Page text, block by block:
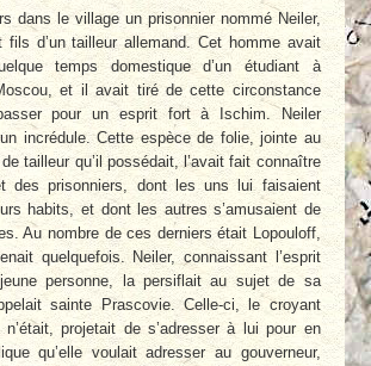
dans le village un prisonnier nommé Neiler,
d’un tailleur allemand. Cet homme avait
temps domestique d’un étudiant à
et il avait tiré de cette circonstance
pour un esprit fort à Ischim. Neiler
incrédule. Cette espèce de folie, jointe au
tailleur qu’il possédait, l’avait fait connaître
des prisonniers, dont les uns lui faisaient
habits, et dont les autres s’amusaient de
Au nombre de ces derniers était Lopouloff,
quelquefois. Neiler, connaissant l’esprit
personne, la persiflait au sujet de sa
sainte Prascovie. Celle-ci, le croyant
n’était, projetait de s’adresser à lui pour en
qu’elle voulait adresser au gouverneur,